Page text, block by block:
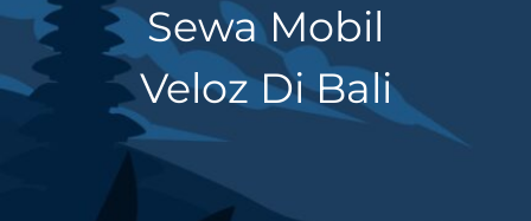
Sewa Mobil
Veloz Di Bali